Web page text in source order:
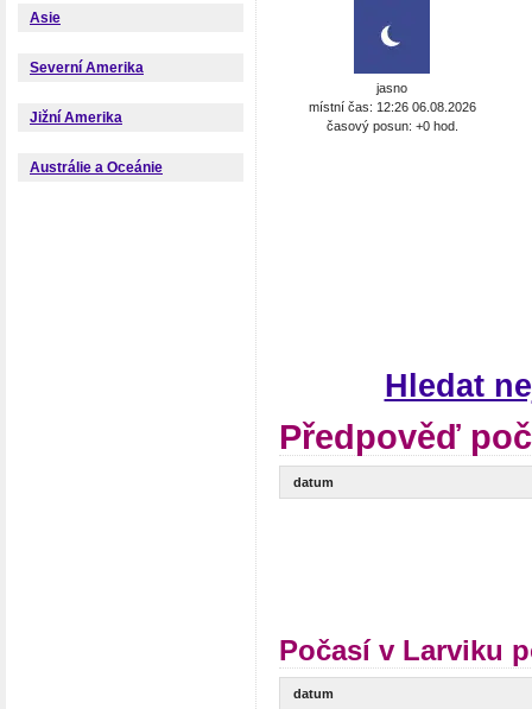
Asie
Severní Amerika
Jižní Amerika
Austrálie a Oceánie
jasno
místní čas: 12:26 06.08.2026
časový posun: +0 hod.
Hledat
Předpověď
datum
Počasí v Larviku
datum